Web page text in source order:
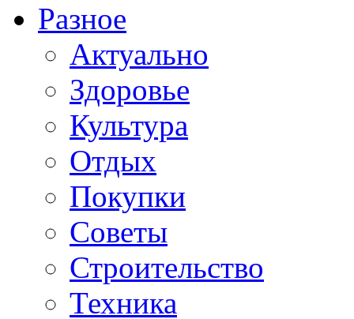
Разное
Актуально
Здоровье
Культура
Отдых
Покупки
Советы
Строительство
Техника